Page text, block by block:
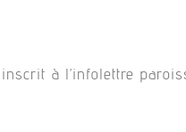
inscrit à l’infolettre